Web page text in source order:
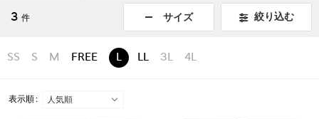
3 件 サイズ 絞り込む
SS S M FREE L LL 3L 4L
表示順 :